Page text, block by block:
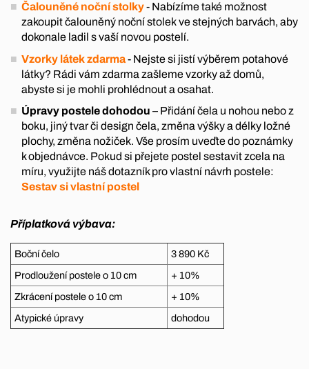
Čalouněné noční stolky- Nabízíme také možnost
zakoupit čalouněný noční stolek ve stejných barvách, aby
dokonale ladil s vaší novou postelí.
Vzorky látek zdarma- Nejste si jistí výběrem potahové
látky? Rádi vám zdarma zašleme vzorky až domů,
abyste si je mohli prohlédnout a osahat.
Úpravy postele dohodou – Přidání čela u nohou nebo z
boku, jiný tvar či design čela, změna výšky a délky ložné
plochy, změna nožiček. Vše prosím uveďte do poznámky
k objednávce. Pokud si přejete postel sestavit zcela na
míru, využijte náš dotazník pro vlastní návrh postele:
Sestav si vlastní postel
Příplatková výbava:
Boční čelo
3 890 Kč
Prodloužení postele o 10 cm
+ 10%
Zkrácení postele o 10 cm
+ 10%
Atypické úpravy
dohodou